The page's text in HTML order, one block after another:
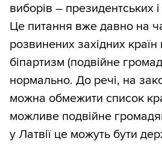
виборів – президентських
Це питання вже давно на
розвинених західних
біпартизм (подвійне
нормально. До речі, на
можна обмежити список
можливе подвійне
у Латвії це можуть бути